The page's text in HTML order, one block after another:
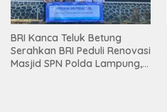
BRI Kanca Teluk Betung
Serahkan BRI Peduli Renovasi
Masjid SPN Polda Lampung,